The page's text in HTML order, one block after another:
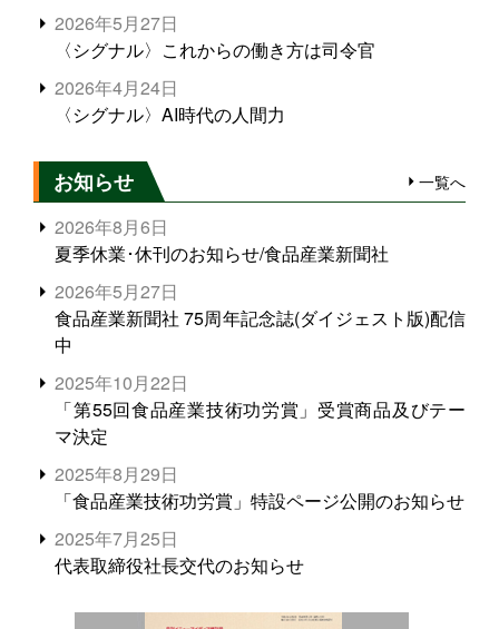
2026年5月27日
〈シグナル〉これからの働き方は司令官
2026年4月24日
〈シグナル〉AI時代の人間力
お知らせ 一覧へ
2026年8月6日
夏季休業･休刊のお知らせ/食品産業新聞社
2026年5月27日
食品産業新聞社 75周年記念誌(ダイジェスト版)配信
中
2025年10月22日
「第55回食品産業技術功労賞」受賞商品及びテー
マ決定
2025年8月29日
「食品産業技術功労賞」特設ページ公開のお知らせ
2025年7月25日
代表取締役社長交代のお知らせ